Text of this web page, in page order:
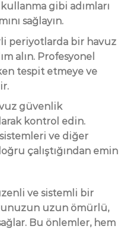
gibi adımları
sağlayın.
periyotlarda bir havuz
alın. Profesyonel
tespit etmeye ve
güvenlik
kontrol edin.
ve diğer
çalıştığından emin
ve sistemli bir
uzun ömürlü,
Bu önlemler, hem